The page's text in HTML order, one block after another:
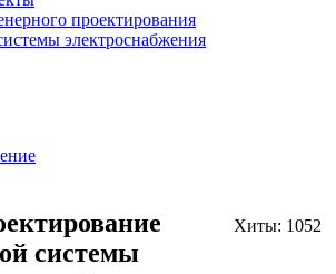
проектирования
электроснабжения
Хиты: 1052
системы